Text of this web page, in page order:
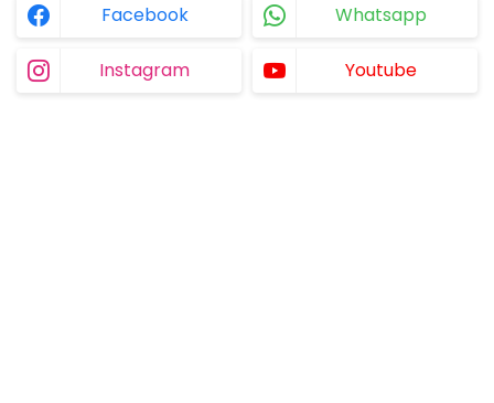
Facebook Whatsapp
Instagram Youtube